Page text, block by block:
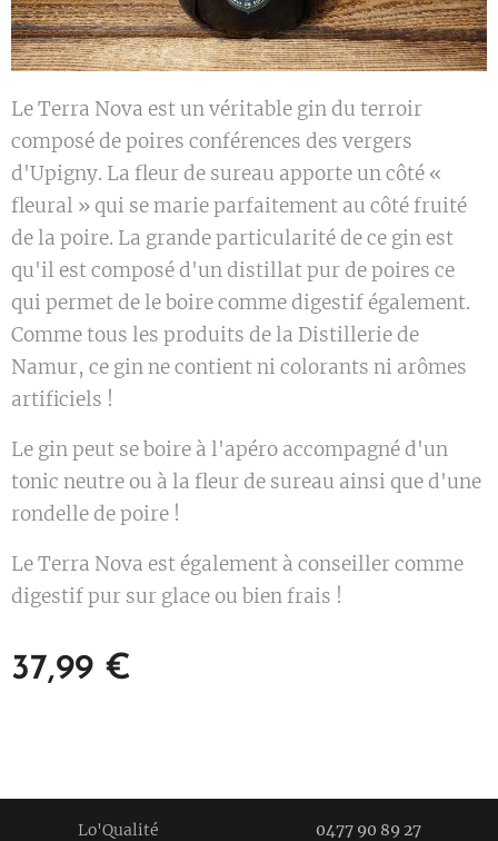
Le Terra Nova est un véritable gin du terroir
composé de poires conférences des vergers
d'Upigny. La fleur de sureau apporte un côté «
fleural » qui se marie parfaitement au côté fruité
de la poire. La grande particularité de ce gin est
qu'il est composé d'un distillat pur de poires ce
qui permet de le boire comme digestif également.
Comme tous les produits de la Distillerie de
Namur, ce gin ne contient ni colorants ni arômes
artificiels !
Le gin peut se boire à l'apéro accompagné d'un
tonic neutre ou à la fleur de sureau ainsi que d'une
rondelle de poire !
Le Terra Nova est également à conseiller comme
digestif pur sur glace ou bien frais !
37,99 €
Lo'Qualité 0477 90 89 27